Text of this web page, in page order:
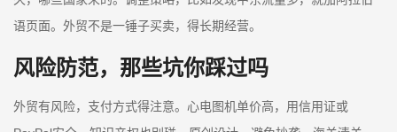
语页面。外贸不是一锤子买卖，得长期经营。
风险防范，那些坑你踩过吗
外贸有风险，支付方式得注意。心电图机单价高，用信用证或